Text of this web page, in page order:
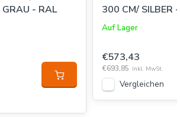
- RAL
300 CM/ SILBER
Auf Lager
€573,43
€693,85 Inkl. MwSt.
Vergleichen